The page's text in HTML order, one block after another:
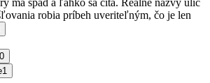
má spád a ľahko sa číta. Reálne názvy ulíc
robia príbeh uveriteľným, čo je len
0
1